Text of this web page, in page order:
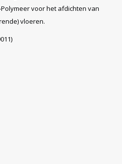
voor het afdichten van
vloeren.